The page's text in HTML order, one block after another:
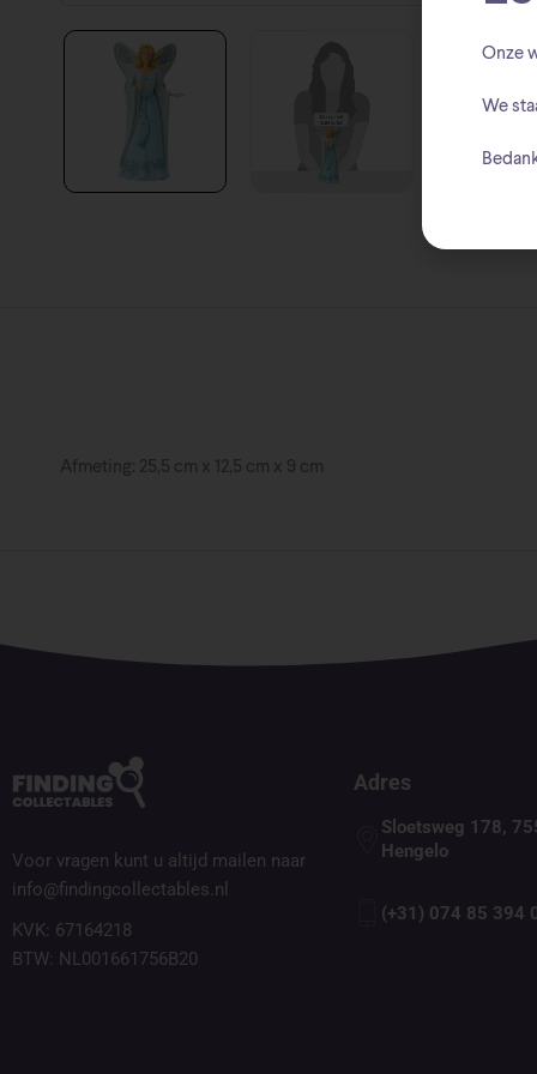
Afmeting: 25,5 cm x 12,5 cm x 9 cm
Voor vragen kunt u altijd mailen naar
info@findingcollectables.nl
KVK: 67164218
BTW: NL001661756B20
Adres
Sloetsweg 178,
Hengelo
(+31) 074 85 394
Onze
We